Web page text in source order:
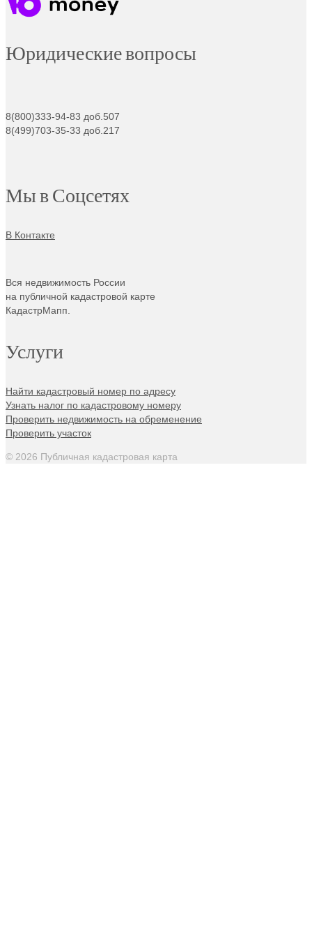
Юридические вопросы
8(800)333-94-83 доб.507
8(499)703-35-33 доб.217
Мы в Соцсетях
В Контакте
Вся недвижимость России
на публичной кадастровой карте
КадастрМапп.
Услуги
Найти кадастровый номер по адресу
Узнать налог по кадастровому номеру
Проверить недвижимость на обременение
Проверить участок
© 2026 Публичная кадастровая карта